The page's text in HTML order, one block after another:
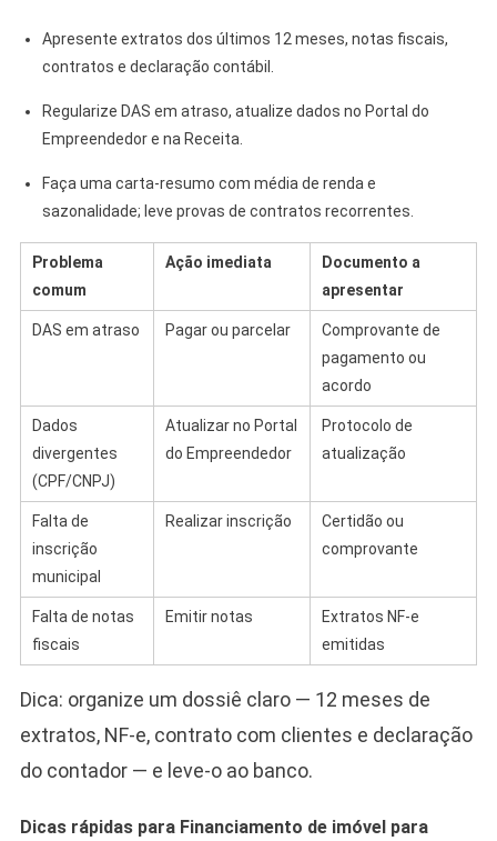
Apresente extratos dos últimos 12 meses, notas fiscais,
contratos e declaração contábil.
Regularize DAS em atraso, atualize dados no Portal do
Empreendedor e na Receita.
Faça uma carta‑resumo com média de renda e
sazonalidade; leve provas de contratos recorrentes.
Problema
comum
Ação imediata
Documento a
apresentar
DAS em atraso Pagar ou parcelar
Comprovante de
pagamento ou
acordo
Dados
divergentes
(CPF/CNPJ)
Atualizar no Portal
do Empreendedor
Protocolo de
atualização
Falta de
inscrição
municipal
Realizar inscrição
Certidão ou
comprovante
Falta de notas
fiscais
Emitir notas
Extratos NF‑e
emitidas
Dica: organize um dossiê claro — 12 meses de
extratos, NF‑e, contrato com clientes e declaração
do contador — e leve-o ao banco.
Dicas rápidas para Financiamento de imóvel para